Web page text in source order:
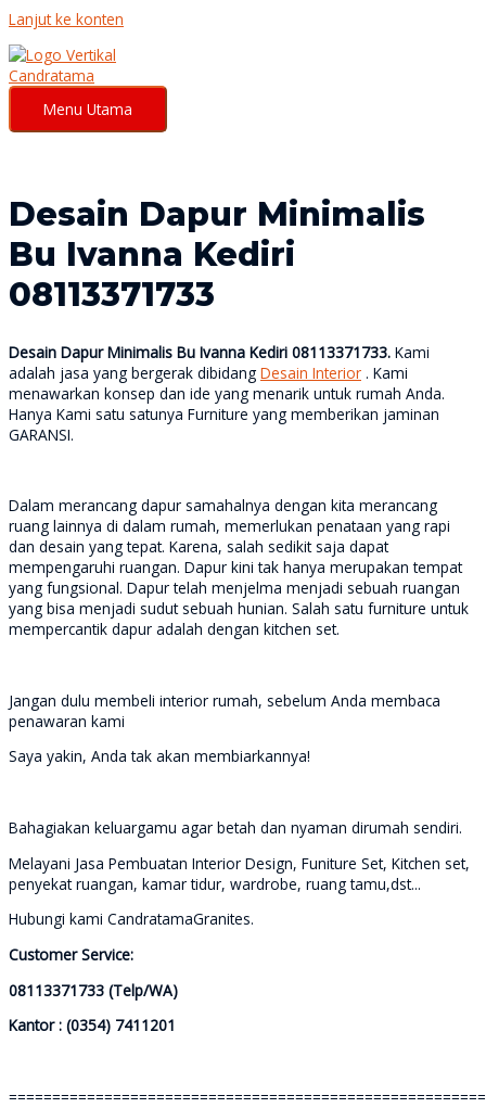
Lanjut ke konten
Menu Utama
Desain Dapur Minimalis
Bu Ivanna Kediri
08113371733
Desain Dapur Minimalis Bu Ivanna Kediri 08113371733. Kami
adalah jasa yang bergerak dibidang Desain Interior . Kami
menawarkan konsep dan ide yang menarik untuk rumah Anda.
Hanya Kami satu satunya Furniture yang memberikan jaminan
GARANSI.
Dalam merancang dapur samahalnya dengan kita merancang
ruang lainnya di dalam rumah, memerlukan penataan yang rapi
dan desain yang tepat. Karena, salah sedikit saja dapat
mempengaruhi ruangan. Dapur kini tak hanya merupakan tempat
yang fungsional. Dapur telah menjelma menjadi sebuah ruangan
yang bisa menjadi sudut sebuah hunian. Salah satu furniture untuk
mempercantik dapur adalah dengan kitchen set.
Jangan dulu membeli interior rumah, sebelum Anda membaca
penawaran kami
Saya yakin, Anda tak akan membiarkannya!
Bahagiakan keluargamu agar betah dan nyaman dirumah sendiri.
Melayani Jasa Pembuatan Interior Design, Funiture Set, Kitchen set,
penyekat ruangan, kamar tidur, wardrobe, ruang tamu,dst...
Hubungi kami CandratamaGranites.
Customer Service:
08113371733 (Telp/WA)
Kantor : (0354) 7411201